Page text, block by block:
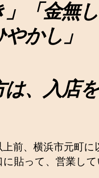
」「金無
かし」
は、入店
前、横浜市元町
に貼って、営業し